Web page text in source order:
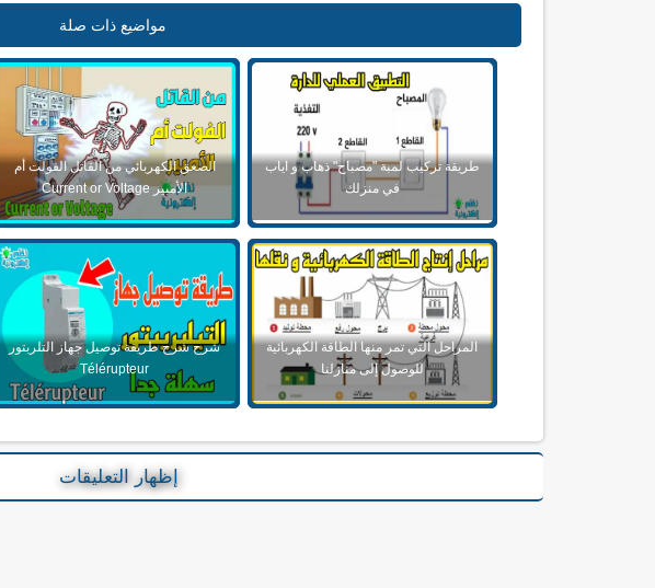
مواضيع ذات صلة
طريقة تركيب لمبة "مصباح" ذهاب و اياب
في منزلك
الصعق الكهربائي من القاتل الفولت أم
الأمبير Current or Voltage
المراحل التي تمر منها الطاقة الكهربائية
للوصول إلى منازلنا
شرح شرح طريقة توصيل جهاز التلربتور
Télérupteur
إظهار التعليقات